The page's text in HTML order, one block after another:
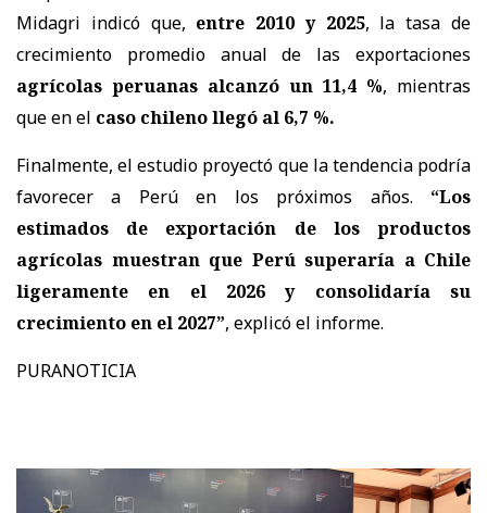
Midagri indicó que, entre 2010 y 2025, la tasa de
crecimiento promedio anual de las exportaciones
agrícolas peruanas alcanzó un 11,4 %, mientras
que en el caso chileno llegó al 6,7 %.
Finalmente, el estudio proyectó que la tendencia podría
favorecer a Perú en los próximos años. “Los
estimados de exportación de los productos
agrícolas muestran que Perú superaría a Chile
ligeramente en el 2026 y consolidaría su
crecimiento en el 2027”, explicó el informe.
PURANOTICIA